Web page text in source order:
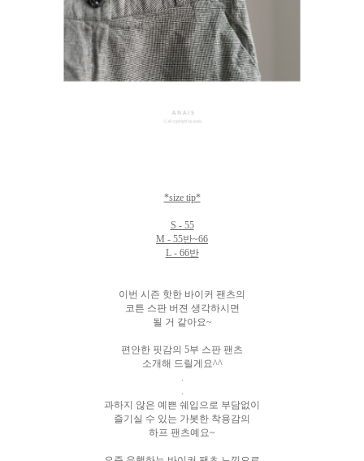
*size tip*
S - 55
M - 55반~66
L - 66반
이번 시즌 핫한 바이커 팬츠의
코튼 스판 버젼 생각하시면
될 거 같아요~
편안한 핏감의 5부 스판 팬츠
소개해 드릴게요^^
과하지 않은 예쁜 쉐입으로 부담없이
즐기실 수 있는 가봇한 착용감의
하프 팬츠예요~